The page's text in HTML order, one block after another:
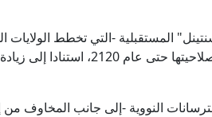
مسلح على أي دولة يعد هجوما على
المستقبلية -التي تخطط
ما بعد عام 2100، في حين أن الرؤوس الحربية
النووية -إلى جانب المخاوف